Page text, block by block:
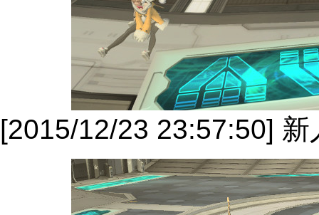
[2015/12/23 23:57:50] 新